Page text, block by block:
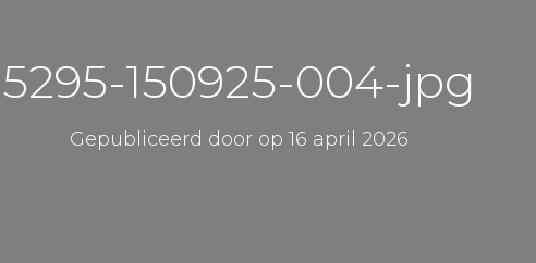
5295-150925-004-jpg
Gepubliceerd door op 16 april 2026